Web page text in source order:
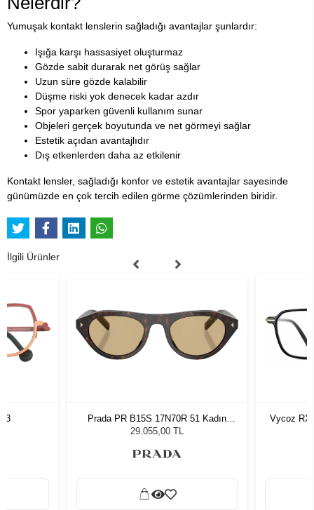
Yumuşak kontakt lenslerin sağladığı avantajlar şunlardır:
Işığa karşı hassasiyet oluşturmaz
Gözde sabit durarak net görüş sağlar
Uzun süre gözde kalabilir
Düşme riski yok denecek kadar azdır
Spor yaparken güvenli kullanım sunar
Objeleri gerçek boyutunda ve net görmeyi sağlar
Estetik açıdan avantajlıdır
Dış etkenlerden daha az etkilenir
Kontakt lensler, sağladığı konfor ve estetik avantajlar sayesinde
günümüzde en çok tercih edilen görme çözümlerinden biridir.
İlgili Ürünler
Prada PR B15S 17N70R 51 Kadın
Güneş Gözlüğü
29.055,00 TL
Vycoz RX